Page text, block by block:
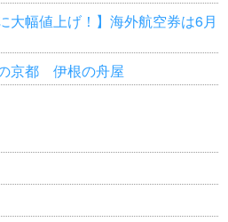
大幅値上げ！】海外航空券は6月
京都 伊根の舟屋